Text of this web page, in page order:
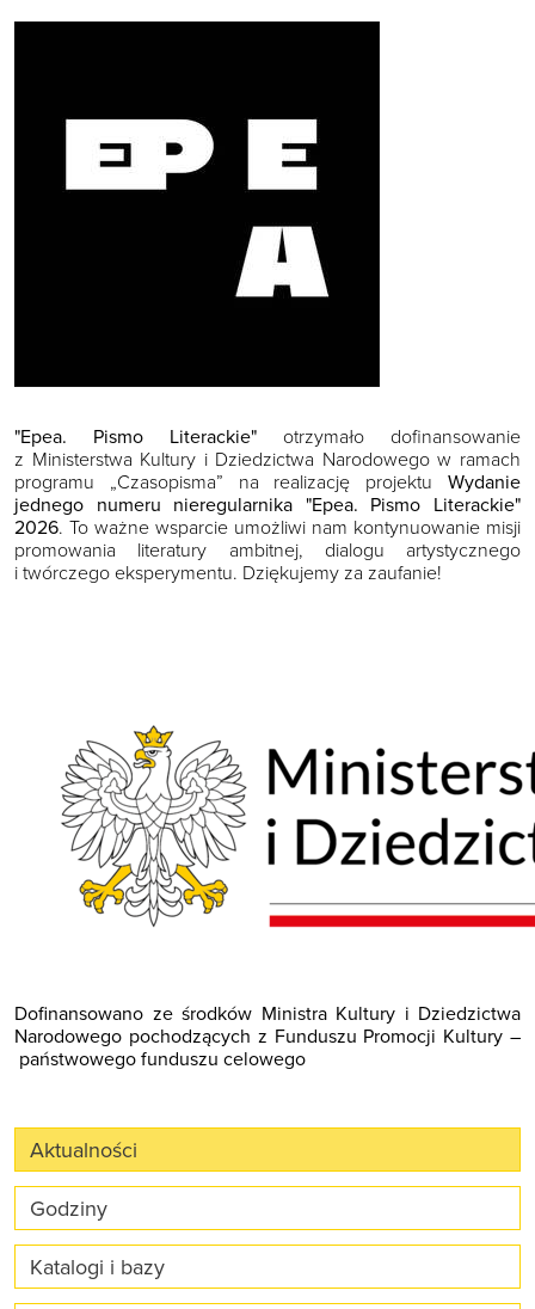
"Epea. Pismo Literackie" otrzymało dofinansowanie
z Ministerstwa Kultury i Dziedzictwa Narodowego w ramach
programu „Czasopisma” na realizację projektu Wydanie
jednego numeru nieregularnika "Epea. Pismo Literackie"
2026. To ważne wsparcie umożliwi nam kontynuowanie misji
promowania literatury ambitnej, dialogu artystycznego
i twórczego eksperymentu. Dziękujemy za zaufanie!
Dofinansowano ze środków Ministra Kultury i Dziedzictwa
Narodowego pochodzących z Funduszu Promocji Kultury –
państwowego funduszu celowego
Aktualności
Godziny
Katalogi i bazy